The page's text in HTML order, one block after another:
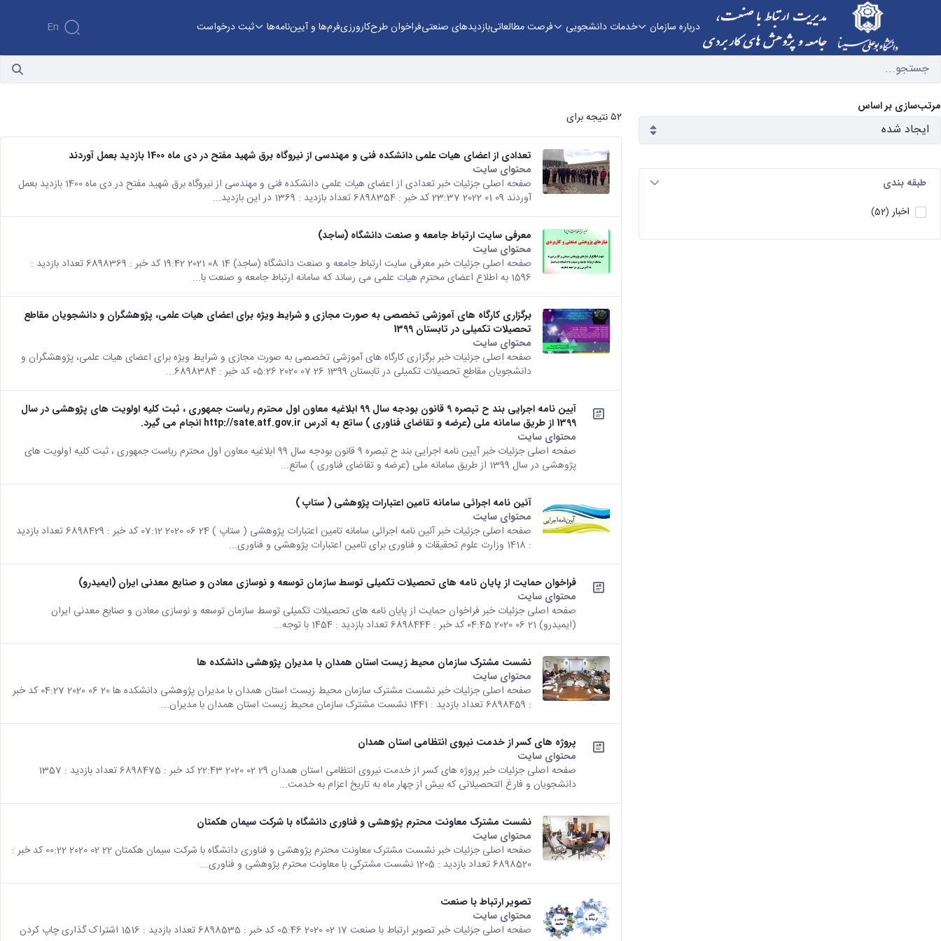
درباره سازمان خدمات دانشجویی فرصت مطالعاتیبازدیدهای صنعتیفراخوان طرحکارورزیفرم‌ها و آیین‌نامه‌ها ثبت درخواست En
آرشیو اخبار - دفتر ارتباط با صنعت
مرتب‌سازی بر اساس
طبقه بندی
اخبار (52)
۵۲ نتیجه برای
تعدادی از اعضای هیات علمی دانشکده فنی و مهندسی از نیروگاه برق شهید مفتح در دی ماه 1400 بازدید بعمل آوردند
محتوای سایت
صفحه اصلی جزئیات خبر تعدادی از اعضای هیات علمی دانشکده فنی و مهندسی از نیروگاه برق شهید مفتح در دی ماه 1400 بازدید بعمل
آوردند 09 01 2022 23:37 کد خبر : 6898354 تعداد بازدید : 1369 در این بازدید...
معرفی سایت ارتباط جامعه و صنعت دانشگاه (ساجد)
محتوای سایت
صفحه اصلی جزئیات خبر معرفی سایت ارتباط جامعه و صنعت دانشگاه (ساجد) 14 08 2021 19:42 کد خبر : 6898369 تعداد بازدید :
1596 به اطلاع اعضای محترم هیات علمی می رساند که سامانه ارتباط جامعه و صنعت با...
برگزاری کارگاه های آموزشی تخصصی به صورت مجازی و شرایط ویژه برای اعضای هیات علمی، پژوهشگران و دانشجویان مقاطع
تحصیلات تکمیلی در تابستان 1399
محتوای سایت
صفحه اصلی جزئیات خبر برگزاری کارگاه های آموزشی تخصصی به صورت مجازی و شرایط ویژه برای اعضای هیات علمی، پژوهشگران و
دانشجویان مقاطع تحصیلات تکمیلی در تابستان 1399 26 07 2020 05:26 کد خبر : 6898384...
آیین نامه اجرایی بند ح تبصره 9 قانون بودجه سال 99 ابلاغیه معاون اول محترم ریاست جمهوری ، ثبت کلیه اولویت های پژوهشی در سال
1399 از طریق سامانه ملی (عرضه و تقاضای فناوری ) ساتع به آدرس http://sate.atf.gov.ir انجام می گیرد.
محتوای سایت
صفحه اصلی جزئیات خبر آیین نامه اجرایی بند ح تبصره 9 قانون بودجه سال 99 ابلاغیه معاون اول محترم ریاست جمهوری ، ثبت کلیه اولویت های
پژوهشی در سال 1399 از طریق سامانه ملی (عرضه و تقاضای فناوری ) ساتع...
آئین نامه اجرائی سامانه تامین اعتبارات پژوهشی ( ستاپ )
محتوای سایت
صفحه اصلی جزئیات خبر آئین نامه اجرائی سامانه تامین اعتبارات پژوهشی ( ستاپ ) 24 06 2020 07:12 کد خبر : 6898429 تعداد بازدید
: 1418 وزارت علوم تحقیقات و فناوری برای تامین اعتبارات پژوهشی و فناوری...
فراخوان حمایت از پایان نامه های تحصیلات تکمیلی توسط سازمان توسعه و نوسازی معادن و صنایع معدنی ایران (ایمیدرو)
محتوای سایت
صفحه اصلی جزئیات خبر فراخوان حمایت از پایان نامه های تحصیلات تکمیلی توسط سازمان توسعه و نوسازی معادن و صنایع معدنی ایران
(ایمیدرو) 21 06 2020 04:45 کد خبر : 6898444 تعداد بازدید : 1454 با توجه...
نشست مشترک سازمان محیط زیست استان همدان با مدیران پژوهشی دانشکده ها
محتوای سایت
صفحه اصلی جزئیات خبر نشست مشترک سازمان محیط زیست استان همدان با مدیران پژوهشی دانشکده ها 20 06 2020 04:27 کد خبر
: 6898459 تعداد بازدید : 1441 نشست مشترک سازمان محیط زیست استان همدان با مدیران...
پروژه های کسر از خدمت نیروی انتظامی استان همدان
محتوای سایت
صفحه اصلی جزئیات خبر پروژه های کسر از خدمت نیروی انتظامی استان همدان 29 02 2020 22:43 کد خبر : 6898475 تعداد بازدید : 1357
دانشجویان و فارغ التحصیلانی که بیش از چهار ماه به تاریخ اعزام به خدمت...
نشست مشترک معاونت محترم پژوهشی و فناوری دانشگاه با شرکت سیمان هکمتان
محتوای سایت
صفحه اصلی جزئیات خبر نشست مشترک معاونت محترم پژوهشی و فناوری دانشگاه با شرکت سیمان هکمتان 22 02 2020 00:22 کد خبر :
6898520 تعداد بازدید : 1205 نشست مشترکی با معاونت محترم پژوهشی و فناوری...
تصویر ارتباط با صنعت
محتوای سایت
صفحه اصلی جزئیات خبر تصویر ارتباط با صنعت 17 02 2020 05:46 کد خبر : 6898535 تعداد بازدید : 1516 اشتراک گذاری چاپ کردن